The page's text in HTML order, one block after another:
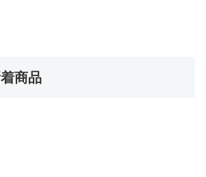
商品